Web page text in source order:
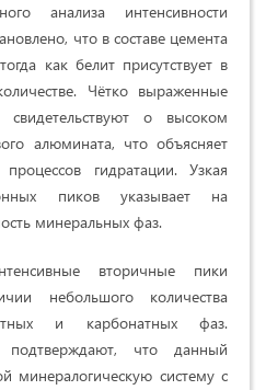
анализа интенсивности
что в составе цемента
как белит присутствует в
Чётко выраженные
о высоком
алюмината, что объясняет
гидратации. Узкая
пиков указывает на
минеральных фаз.
вторичные пики
небольшого количества
и карбонатных фаз.
подтверждают, что данный
минералогическую систему с